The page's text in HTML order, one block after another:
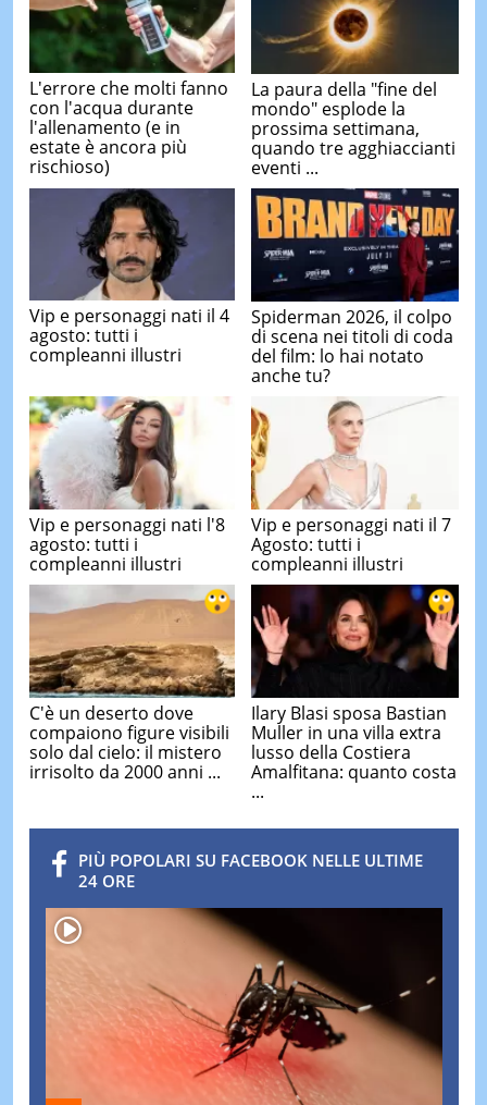
L'errore che molti fanno
con l'acqua durante
l'allenamento (e in
estate è ancora più
rischioso)
La paura della "fine del
mondo" esplode la
prossima settimana,
quando tre agghiaccianti
eventi ...
Vip e personaggi nati il 4
agosto: tutti i
compleanni illustri
Spiderman 2026, il colpo
di scena nei titoli di coda
del film: lo hai notato
anche tu?
Vip e personaggi nati l'8
agosto: tutti i
compleanni illustri
Vip e personaggi nati il 7
Agosto: tutti i
compleanni illustri
C'è un deserto dove
compaiono figure visibili
solo dal cielo: il mistero
irrisolto da 2000 anni ...
Ilary Blasi sposa Bastian
Muller in una villa extra
lusso della Costiera
Amalfitana: quanto costa
...
PIÙ POPOLARI SU FACEBOOK NELLE ULTIME
24 ORE